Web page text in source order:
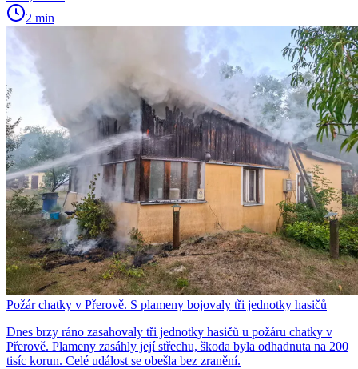
2 min
Požár chatky v Přerově. S plameny bojovaly tři jednotky hasičů
Dnes brzy ráno zasahovaly tři jednotky hasičů u požáru chatky v
Přerově. Plameny zasáhly její střechu, škoda byla odhadnuta na 200
tisíc korun. Celé událost se obešla bez zranění.